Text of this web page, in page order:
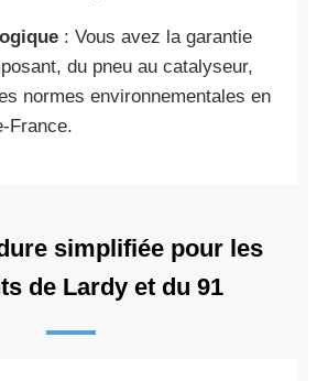
: Vous avez la garantie
du pneu au catalyseur,
normes environnementales en
France.
simplifiée pour les
de Lardy et du 91